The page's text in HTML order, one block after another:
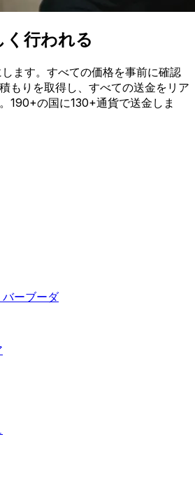
く行われる
ます。すべての価格を事前に確認
もりを取得し、すべての送金をリア
190+の国に130+通貨で送金しま
ーブーダ